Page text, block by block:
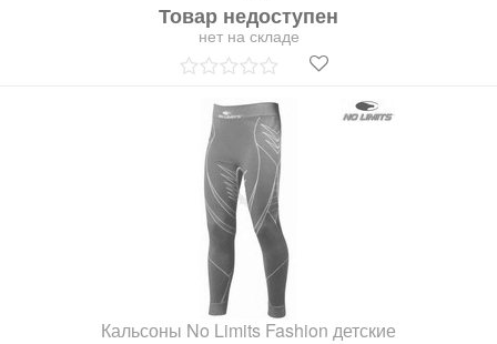
Товар недоступен
нет на складе
Кальсоны No Limits Fashion детские